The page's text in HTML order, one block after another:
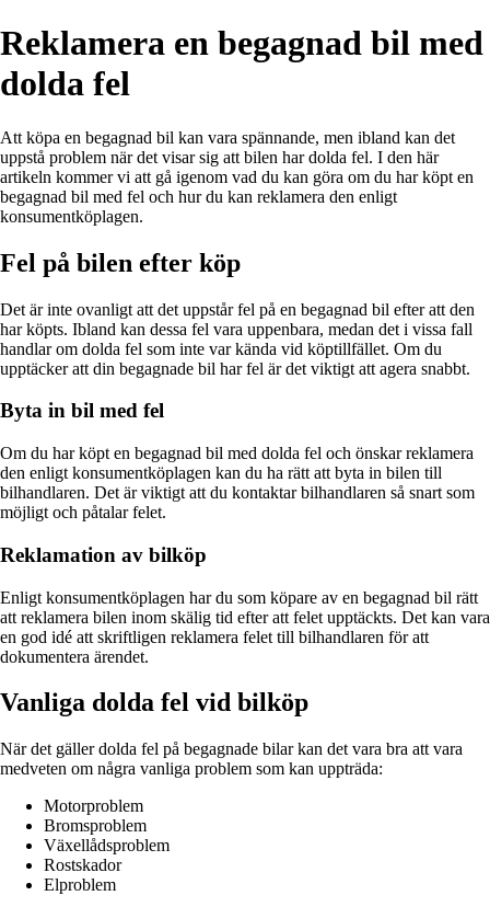
Reklamera en begagnad bil med
dolda fel
Att köpa en begagnad bil kan vara spännande, men ibland kan det
uppstå problem när det visar sig att bilen har dolda fel. I den här
artikeln kommer vi att gå igenom vad du kan göra om du har köpt en
begagnad bil med fel och hur du kan reklamera den enligt
konsumentköplagen.
Fel på bilen efter köp
Det är inte ovanligt att det uppstår fel på en begagnad bil efter att den
har köpts. Ibland kan dessa fel vara uppenbara, medan det i vissa fall
handlar om dolda fel som inte var kända vid köptillfället. Om du
upptäcker att din begagnade bil har fel är det viktigt att agera snabbt.
Byta in bil med fel
Om du har köpt en begagnad bil med dolda fel och önskar reklamera
den enligt konsumentköplagen kan du ha rätt att byta in bilen till
bilhandlaren. Det är viktigt att du kontaktar bilhandlaren så snart som
möjligt och påtalar felet.
Reklamation av bilköp
Enligt konsumentköplagen har du som köpare av en begagnad bil rätt
att reklamera bilen inom skälig tid efter att felet upptäckts. Det kan vara
en god idé att skriftligen reklamera felet till bilhandlaren för att
dokumentera ärendet.
Vanliga dolda fel vid bilköp
När det gäller dolda fel på begagnade bilar kan det vara bra att vara
medveten om några vanliga problem som kan uppträda:
Motorproblem
Bromsproblem
Växellådsproblem
Rostskador
Elproblem